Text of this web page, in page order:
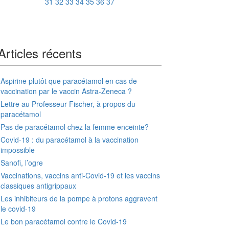
récents
Aspirine plutôt que paracétamol en cas de
vaccination par le vaccin Astra-Zeneca ?
Lettre au Professeur Fischer, à propos du
paracétamol
Pas de paracétamol chez la femme enceinte?
Covid-19 : du paracétamol à la vaccination
impossible
Sanofi, l’ogre
Vaccinations, vaccins anti-Covid-19 et les vaccins
classiques antigrippaux
Les inhibiteurs de la pompe à protons aggravent
le covid-19
Le bon paracétamol contre le Covid-19